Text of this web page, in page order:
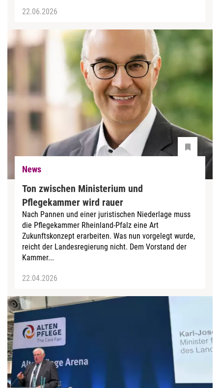
22.06.2026
News
Ton zwischen Ministerium und
Pflegekammer wird rauer
Nach Pannen und einer juristischen Niederlage muss
die Pflegekammer Rheinland-Pfalz eine Art
Zukunftskonzept erarbeiten. Was nun vorgelegt wurde,
reicht der Landesregierung nicht. Dem Vorstand der
Kammer...
22.04.2026